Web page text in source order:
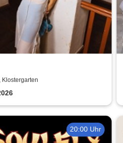
Klostergarten
20:00 Uhr